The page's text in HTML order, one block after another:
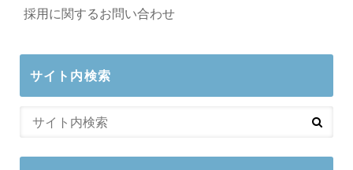
採用に関するお問い合わせ
サイト内検索